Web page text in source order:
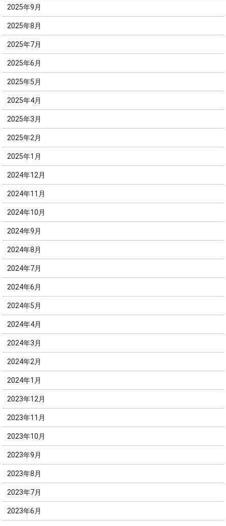
2025年9月
2025年8月
2025年7月
2025年6月
2025年5月
2025年4月
2025年3月
2025年2月
2025年1月
2024年12月
2024年11月
2024年10月
2024年9月
2024年8月
2024年7月
2024年6月
2024年5月
2024年4月
2024年3月
2024年2月
2024年1月
2023年12月
2023年11月
2023年10月
2023年9月
2023年8月
2023年7月
2023年6月